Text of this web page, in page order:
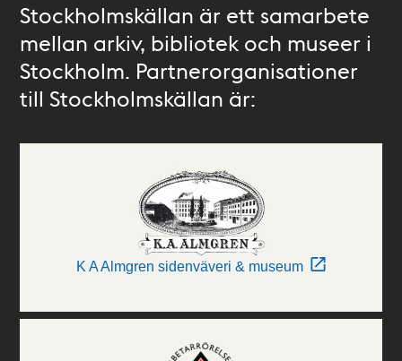
Stockholmskällan är ett samarbete
mellan arkiv, bibliotek och museer i
Stockholm. Partnerorganisationer
till Stockholmskällan är:
K A Almgren sidenväveri & museum